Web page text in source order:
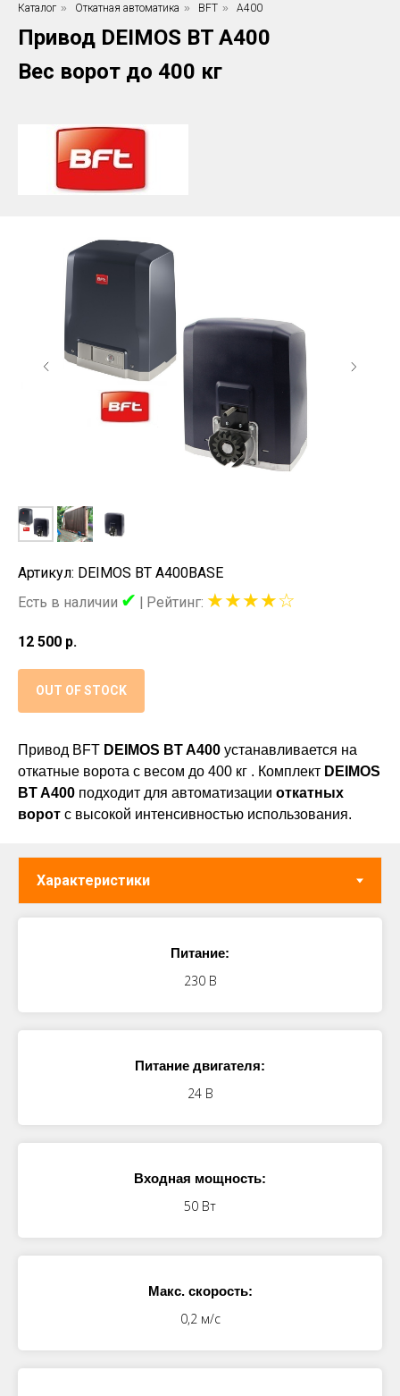
Каталог » Откатная автоматика » BFT » A400
Привод DEIMOS BT A400
Вес ворот до 400 кг
Артикул: DEIMOS BT A400BASE
Есть в наличии ✔ | Рейтинг: ★★★★☆
12 500 р.
OUT OF STOCK
Привод BFT DEIMOS BT A400 устанавливается на
откатные ворота с весом до 400 кг . Комплект DEIMOS
BT A400 подходит для автоматизации откатных
ворот с высокой интенсивностью использования.
Питание:
230 В
Питание двигателя:
24 В
Входная мощность:
50 Вт
Макс. скорость:
0,2 м/с